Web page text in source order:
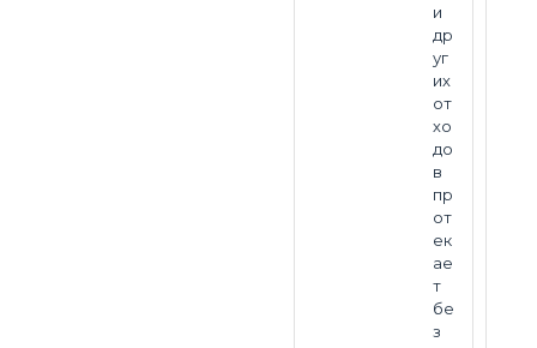
и
др
уг
их
от
хо
до
в
пр
от
ек
ае
т
бе
з